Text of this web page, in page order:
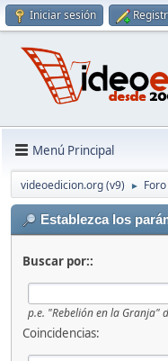
Iniciar sesión
Menú Principal
videoedicion.org (v9) ► Foro
Establezca los
Buscar por::
p.e. "Rebelión en la Granja"
Coincidencias: